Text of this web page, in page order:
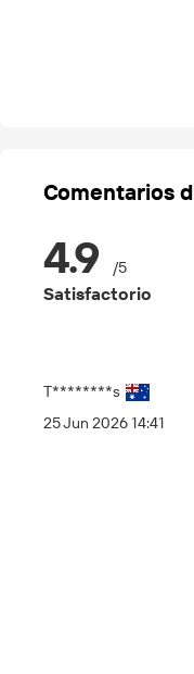
Comentarios
4.9 /5
Satisfactorio
T********s
25 Jun 2026 14:41